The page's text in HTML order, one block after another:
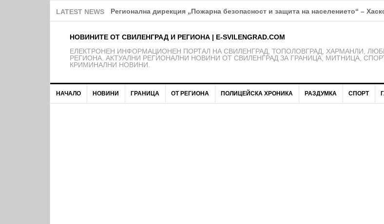
LATEST NEWS Регионална дирекция „Пожарна безопасност и защита на населението“ –
НОВИНИТЕ ОТ СВИЛЕНГРАД И РЕГИОНА | E-SVILENGRAD.COM
EЛЕКТРОНЕН ИНФОРМАЦИОНЕН ПОРТАЛ НА СВИЛЕНГРАД, ТОПОЛОВГРАД, ХАРМАНЛИ,
РЕГИОНА. АКТУАЛНИ РЕГИОНАЛНИ НОВИНИ ОТ СВИЛЕНГРАД ЗА ГРАНИЦА, МИТНИЦА,
КРИМИНАЛНИ НОВИНИ.
НАЧАЛО НОВИНИ ГРАНИЦА ОТ РЕГИОНА ПОЛИЦЕЙСКА ХРОНИКА РАЗДУМКА СПОРТ